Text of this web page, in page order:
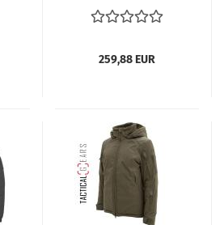
MC MULTICAM
259,88 EUR